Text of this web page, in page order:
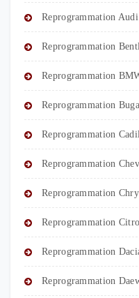
Reprogrammation Audi
Reprogrammation
Reprogrammation
Reprogrammation
Reprogrammation
Reprogrammation
Reprogrammation
Reprogrammation
Reprogrammation
Reprogrammation